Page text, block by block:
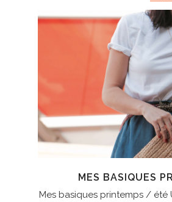
MES BASIQUES
Mes basiques printemps /